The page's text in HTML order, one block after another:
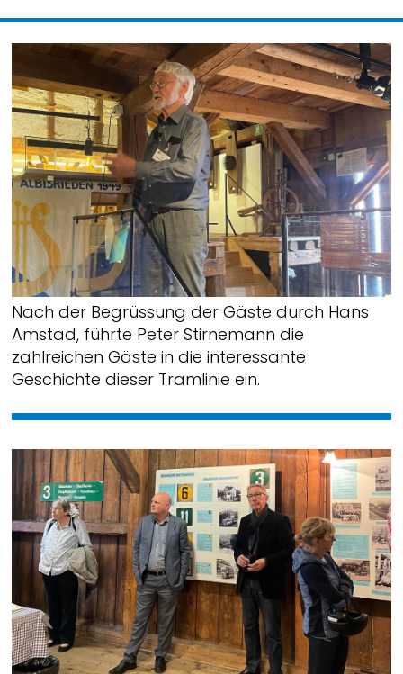
Nach der Begrüssung der Gäste durch Hans
Amstad, führte Peter Stirnemann die
zahlreichen Gäste in die interessante
Geschichte dieser Tramlinie ein.